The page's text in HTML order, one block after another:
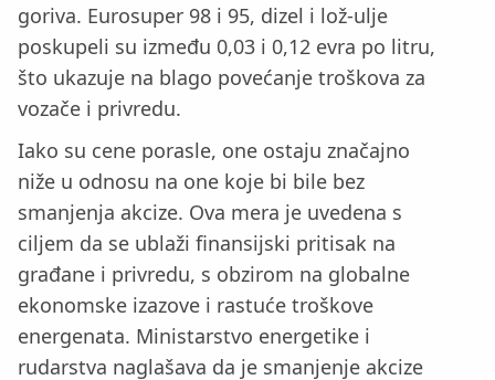
goriva. Eurosuper 98 i 95, dizel i lož-ulje
poskupeli su između 0,03 i 0,12 evra po litru,
što ukazuje na blago povećanje troškova za
vozače i privredu.
Iako su cene porasle, one ostaju značajno
niže u odnosu na one koje bi bile bez
smanjenja akcize. Ova mera je uvedena s
ciljem da se ublaži finansijski pritisak na
građane i privredu, s obzirom na globalne
ekonomske izazove i rastuće troškove
energenata. Ministarstvo energetike i
rudarstva naglašava da je smanjenje akcize